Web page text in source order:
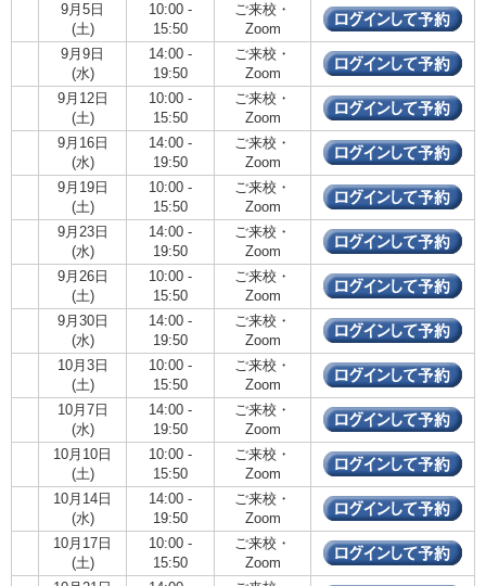
9月5日
(土)
10:00 -
15:50
ご来校・
Zoom
9月9日
(水)
14:00 -
19:50
ご来校・
Zoom
9月12日
(土)
10:00 -
15:50
ご来校・
Zoom
9月16日
(水)
14:00 -
19:50
ご来校・
Zoom
9月19日
(土)
10:00 -
15:50
ご来校・
Zoom
9月23日
(水)
14:00 -
19:50
ご来校・
Zoom
9月26日
(土)
10:00 -
15:50
ご来校・
Zoom
9月30日
(水)
14:00 -
19:50
ご来校・
Zoom
10月3日
(土)
10:00 -
15:50
ご来校・
Zoom
10月7日
(水)
14:00 -
19:50
ご来校・
Zoom
10月10日
(土)
10:00 -
15:50
ご来校・
Zoom
10月14日
(水)
14:00 -
19:50
ご来校・
Zoom
10月17日
(土)
10:00 -
15:50
ご来校・
Zoom